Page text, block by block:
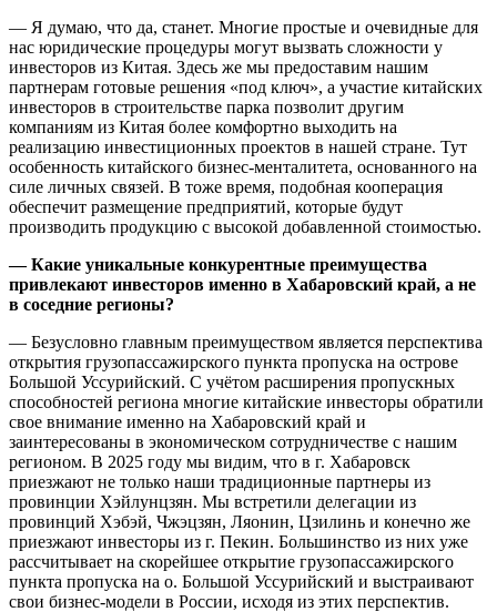
— Я думаю, что да, станет. Многие простые и очевидные для
нас юридические процедуры могут вызвать сложности у
инвесторов из Китая. Здесь же мы предоставим нашим
партнерам готовые решения «под ключ», а участие китайских
инвесторов в строительстве парка позволит другим
компаниям из Китая более комфортно выходить на
реализацию инвестиционных проектов в нашей стране. Тут
особенность китайского бизнес-менталитета, основанного на
силе личных связей. В тоже время, подобная кооперация
обеспечит размещение предприятий, которые будут
производить продукцию с высокой добавленной стоимостью.
— Какие уникальные конкурентные преимущества
привлекают инвесторов именно в Хабаровский край, а не
в соседние регионы?
— Безусловно главным преимуществом является перспектива
открытия грузопассажирского пункта пропуска на острове
Большой Уссурийский. С учётом расширения пропускных
способностей региона многие китайские инвесторы обратили
свое внимание именно на Хабаровский край и
заинтересованы в экономическом сотрудничестве с нашим
регионом. В 2025 году мы видим, что в г. Хабаровск
приезжают не только наши традиционные партнеры из
провинции Хэйлунцзян. Мы встретили делегации из
провинций Хэбэй, Чжэцзян, Ляонин, Цзилинь и конечно же
приезжают инвесторы из г. Пекин. Большинство из них уже
рассчитывает на скорейшее открытие грузопассажирского
пункта пропуска на о. Большой Уссурийский и выстраивают
свои бизнес-модели в России, исходя из этих перспектив.